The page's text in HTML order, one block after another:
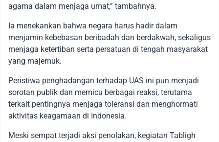
agama dalam menjaga umat,” tambahnya.
Ia menekankan bahwa negara harus hadir dalam
menjamin kebebasan beribadah dan berdakwah, sekaligus
menjaga ketertiban serta persatuan di tengah masyarakat
yang majemuk.
Peristiwa penghadangan terhadap UAS ini pun menjadi
sorotan publik dan memicu berbagai reaksi, terutama
terkait pentingnya menjaga toleransi dan menghormati
aktivitas keagamaan di Indonesia.
Meski sempat terjadi aksi penolakan, kegiatan Tabligh